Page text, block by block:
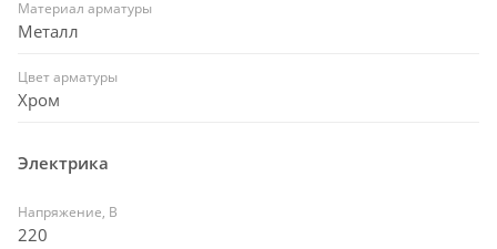
Материал арматуры
Металл
Цвет арматуры
Хром
Электрика
Напряжение, В
220